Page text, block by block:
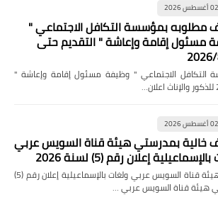
02 أغسطس 2026
مطلوبه بمؤسسة التكافل الاجتماعي "
مسئول إقامة وإعاشة " التقديم حتى
الاجتماعي " وظيفة مسئول إقامة وإعاشة "
02 أغسطس 2026
خالية بمدرستي هيئة قناة السويس عربي
إعلان رقم (5) لسنة 2026
وظائف خالية بمدرستي هيئة قناة السويس عربي ولغات بالإسماعيلية إعلان رقم (5)